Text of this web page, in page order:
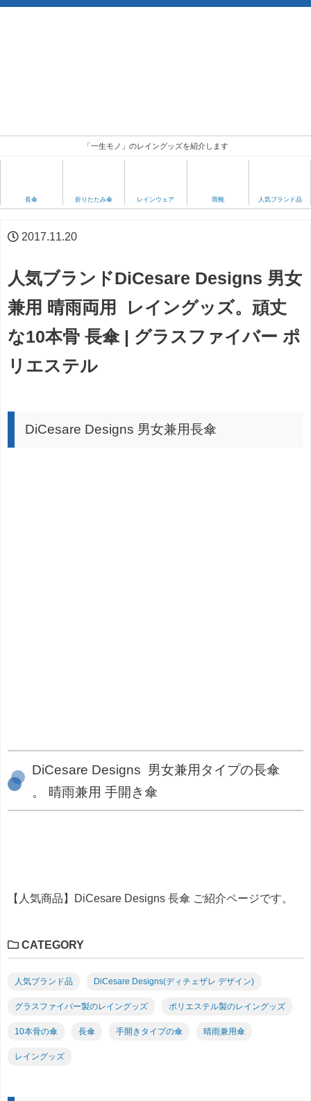
「一生モノ」のレイングッズを紹介します
長傘 折りたたみ傘 レインウェア 雨靴 人気ブランド品
2017.11.20
人気ブランドDiCesare Designs 男女
兼用 晴雨両用 レイングッズ。頑丈
な10本骨 長傘 | グラスファイバー ポ
リエステル
DiCesare Designs 男女兼用長傘
DiCesare Designs 男女兼用タイプの長傘
。 晴雨兼用 手開き傘
【人気商品】DiCesare Designs 長傘 ご紹介ページです。
CATEGORY
人気ブランド品 DiCesare Designs(ディチェザレ デザイン)
グラスファイバー製のレイングッズ ポリエステル製のレイングッズ
10本骨の傘 長傘 手開きタイプの傘 晴雨兼用傘
レイングッズ